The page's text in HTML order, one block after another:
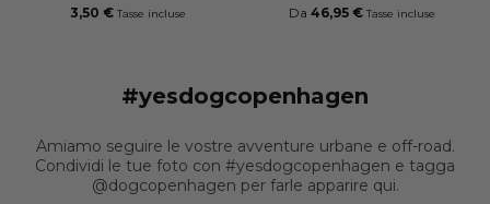
3,50 € Tasse incluse Da 46,95 € Tasse incluse
#yesdogcopenhagen
Amiamo seguire le vostre avventure urbane e off-road.
Condividi le tue foto con #yesdogcopenhagen e tagga
@dogcopenhagen per farle apparire qui.